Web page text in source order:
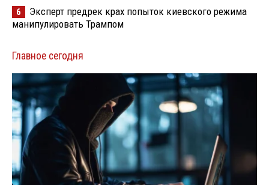
6
Эксперт предрек крах попыток киевского режима
манипулировать Трампом
Главное сегодня